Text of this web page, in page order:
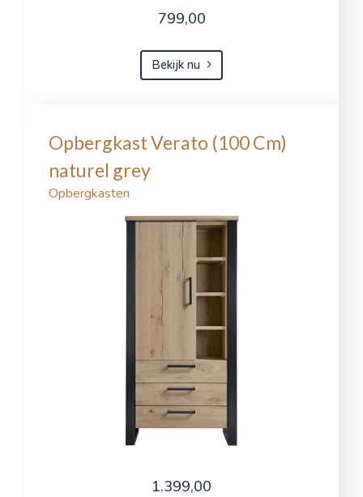
799,00
Bekijk nu
Opbergkast Verato (100 Cm)
naturel grey
Opbergkasten
1.399,00